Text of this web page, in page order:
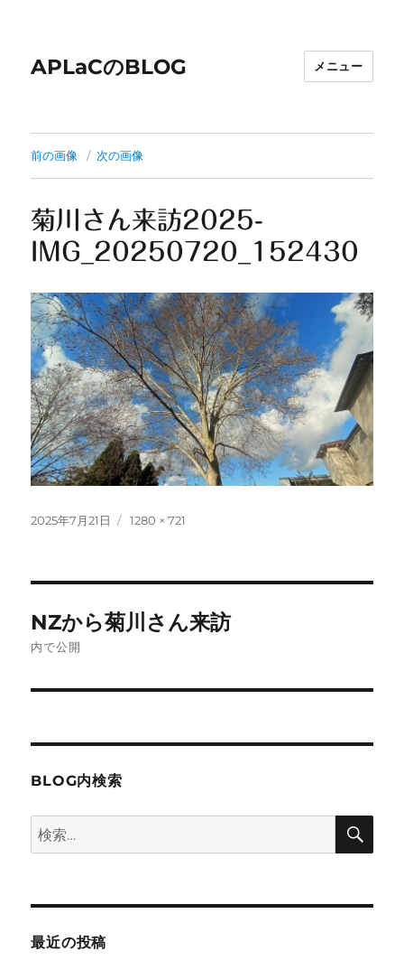
APLaCのBLOG メニュー
前の画像 次の画像
菊川さん来訪2025-
IMG_20250720_152430
投
2025年7月21日
フ
1280 × 721
稿
ー
シ
ン
NZから菊川さん来訪
内で公開
BLOG内検索
検
索:
検
最近の投稿